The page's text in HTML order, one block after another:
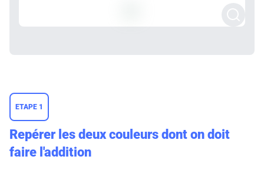
ETAPE 1
Repérer les deux couleurs dont on doit
faire l'addition